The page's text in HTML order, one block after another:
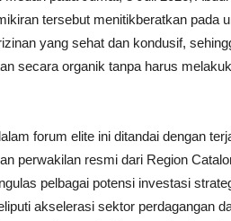
tersebut menitikberatkan pada
yang sehat dan kondusif,
secara organik tanpa harus
forum elite ini ditandai dengan
perwakilan resmi dari Region
pelbagai potensi investasi
akselerasi sektor perdagangan